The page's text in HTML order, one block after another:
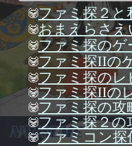
ファミ探２と
おまえらさえ
ファミ探のゲ
ファミ探IIの
ファミ探のレ
ファミ探IIの
ファミ探の攻
ファミ探２の
ファミコン探